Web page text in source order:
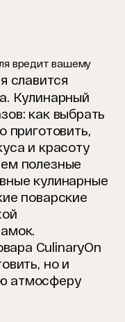
вредит вашему
славится
Кулинарный
как выбрать
приготовить,
и красоту
полезные
кулинарные
поварские
CulinaryOn
но и
атмосферу